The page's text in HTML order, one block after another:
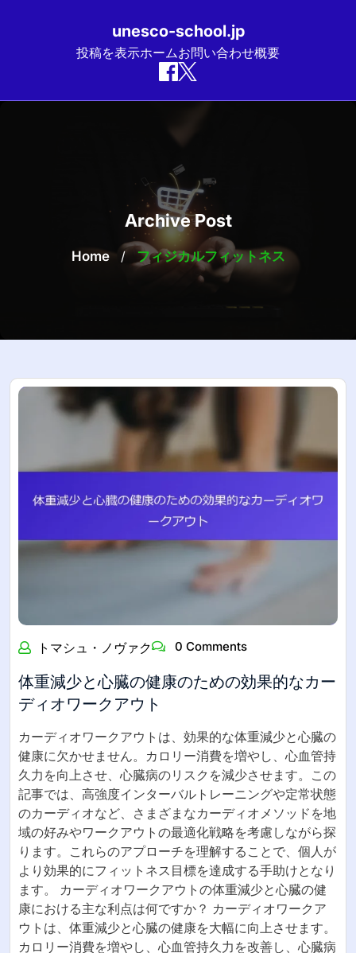
unesco-school.jp
投稿を表示ホームお問い合わせ概要
Archive Post
Home / フィジカルフィットネス
トマシュ・ノヴァク 0 Comments
体重減少と心臓の健康のための効果的なカー
ディオワークアウト
カーディオワークアウトは、効果的な体重減少と心臓の
健康に欠かせません。カロリー消費を増やし、心血管持
久力を向上させ、心臓病のリスクを減少させます。この
記事では、高強度インターバルトレーニングや定常状態
のカーディオなど、さまざまなカーディオメソッドを地
域の好みやワークアウトの最適化戦略を考慮しながら探
ります。これらのアプローチを理解することで、個人が
より効果的にフィットネス目標を達成する手助けとなり
ます。 カーディオワークアウトの体重減少と心臓の健
康における主な利点は何ですか？ カーディオワークア
ウトは、体重減少と心臓の健康を大幅に向上させます。
カロリー消費を増やし、心血管持久力を改善し、心臓病